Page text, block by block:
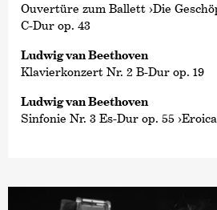
Ouvertüre zum Ballett ›Die
C-Dur op. 43
Ludwig van Beethoven
Klavierkonzert Nr. 2 B-Dur op. 19
Ludwig van Beethoven
Sinfonie Nr. 3 Es-Dur op. 55